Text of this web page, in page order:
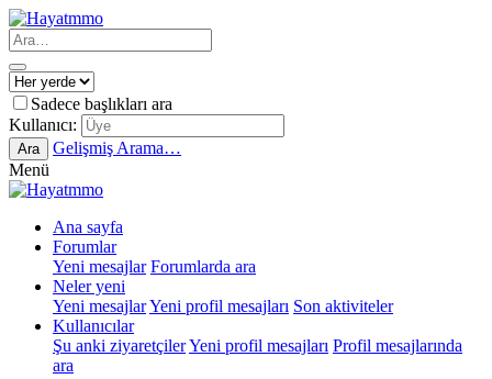
Sadece başlıkları ara
Kullanıcı:
Ara
Gelişmiş Arama…
Menü
Ana sayfa
Forumlar
Yeni mesajlar Forumlarda ara
Neler yeni
Yeni mesajlarYeni profil mesajları Son aktiviteler
Kullanıcılar
Şu anki ziyaretçilerYeni profil mesajları Profil mesajlarında
ara